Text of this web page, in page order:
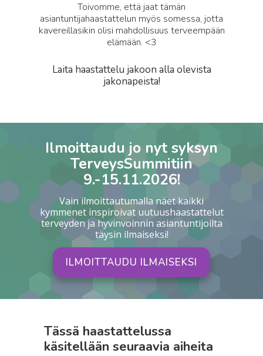
Toivomme, että jaat tämän
asiantuntijahaastattelun myös somessa, jotta
kavereillasikin olisi mahdollisuus terveempään
elämään. <3
Laita haastattelu jakoon alla olevista
jakonapeista!
Ilmoittaudu jo nyt syksyn
TerveysSummitiin
9.-15.11.2026!
Vain ilmoittautumalla näet kaikki
kymmenet inspiroivat uutuushaastattelut
terveyden ja hyvinvoinnin asiantuntijoilta
täysin ilmaiseksi!
ILMOITTAUDU ILMAISEKSI
Tässä haastattelussa
käsitellään seuraavia aiheita